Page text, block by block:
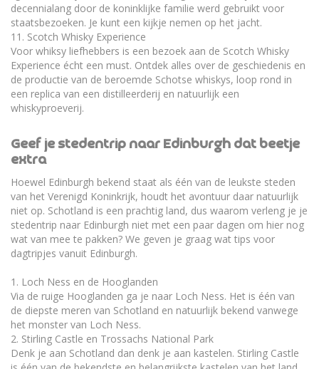
decennialang door de koninklijke familie werd gebruikt voor
staatsbezoeken. Je kunt een kijkje nemen op het jacht.
11. Scotch Whisky Experience
Voor whiksy liefhebbers is een bezoek aan de Scotch Whisky
Experience écht een must. Ontdek alles over de geschiedenis en
de productie van de beroemde Schotse whiskys, loop rond in
een replica van een distilleerderij en natuurlijk een
whiskyproeverij.
Geef je stedentrip naar Edinburgh dat beetje
extra
Hoewel Edinburgh bekend staat als één van de leukste steden
van het Verenigd Koninkrijk, houdt het avontuur daar natuurlijk
niet op. Schotland is een prachtig land, dus waarom verleng je je
stedentrip naar Edinburgh niet met een paar dagen om hier nog
wat van mee te pakken? We geven je graag wat tips voor
dagtripjes vanuit Edinburgh.
1. Loch Ness en de Hooglanden
Via de ruige Hooglanden ga je naar Loch Ness. Het is één van
de diepste meren van Schotland en natuurlijk bekend vanwege
het monster van Loch Ness.
2. Stirling Castle en Trossachs National Park
Denk je aan Schotland dan denk je aan kastelen. Stirling Castle